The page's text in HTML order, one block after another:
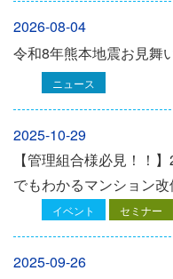
2026-08-04
令和8年熊本地震お見舞
ニュース
2025-10-29
【管理組合様必見！！
でもわかるマンション
イベント セミナー
2025-09-26